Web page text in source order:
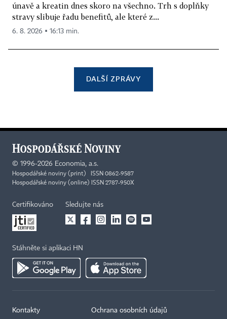
únavě a kreatin dnes skoro na všechno. Trh s doplňky
stravy slibuje řadu benefitů, ale které z...
6. 8. 2026 ▪ 16:13 min.
DALŠÍ ZPRÁVY
© 1996-2026 Economia, a.s.
Hospodářské noviny (print) ISSN 0862-9587
Hospodářské noviny (online) ISSN 2787-950X
Certifikováno Sledujte nás
Stáhněte si aplikaci HN
Kontakty Ochrana osobních údajů